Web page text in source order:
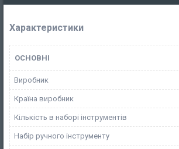
Характеристики
ОСНОВНІ
Виробник
Країна виробник
Кількість в наборі інструментів
Набір ручного інструменту